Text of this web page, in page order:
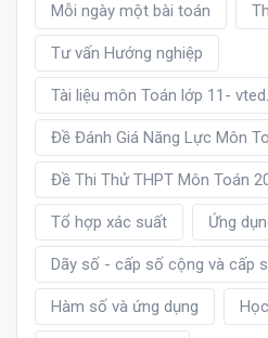
Mỗi ngày một bài toán
Tư vấn Hướng nghiệp
Tài liệu môn Toán lớp 11-
Đề Đánh Giá Năng Lực Môn
Đề Thi Thử THPT Môn Toán
Tổ hợp xác suất Ứng
Dãy số - cấp số cộng và cấp
Hàm số và ứng dụng